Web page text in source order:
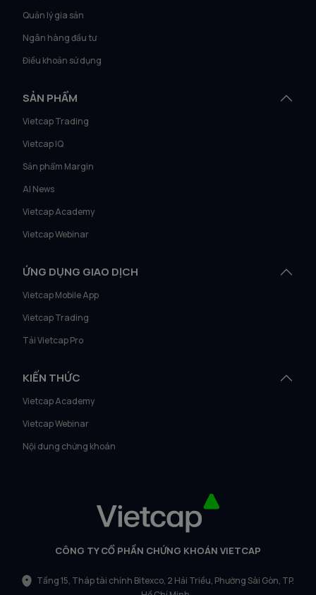
Quản lý gia sản
Ngân hàng đầu tư
Điều khoản sử dụng
SẢN PHẨM
Vietcap Trading
Vietcap IQ
Sản phẩm Margin
AI News
Vietcap Academy
Vietcap Webinar
ỨNG DỤNG GIAO DỊCH
Vietcap Mobile App
Vietcap Trading
Tải Vietcap Pro
KIẾN THỨC
Vietcap Academy
Vietcap Webinar
Nội dung chứng khoán
CÔNG TY CỔ PHẦN CHỨNG KHOÁN VIETCAP
Tầng 15, Tháp tài chính Bitexco, 2 Hải Triều, Phường Sài Gòn, TP.